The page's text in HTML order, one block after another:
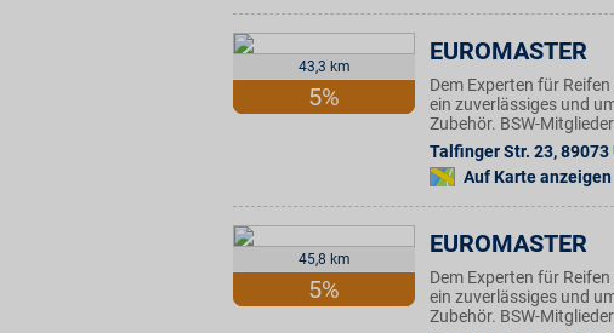
43,3 km
5%
EUROMASTER
Dem Experten für
ein zuverlässiges und
Zubehör. BSW-
Talfinger Str. 23,89073
Auf Karte anzeigen
45,8 km
5%
EUROMASTER
Dem Experten für
ein zuverlässiges und
Zubehör. BSW-